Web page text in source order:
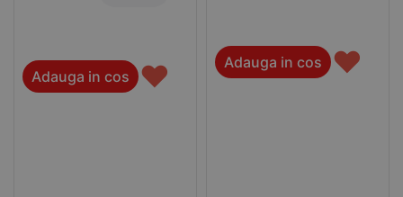
Adauga in cos ♥ Adauga in cos ♥